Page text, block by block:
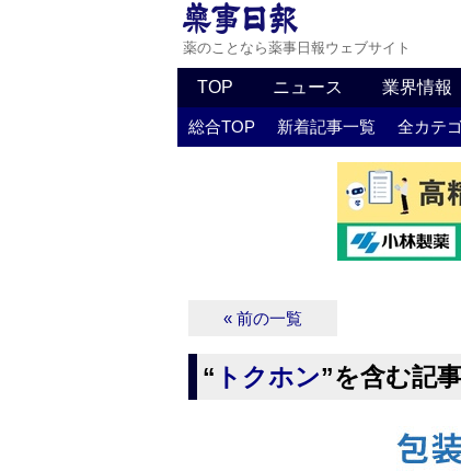
薬のことなら薬事日報ウェブサイト
TOP ニュース 業界情報
総合TOP 新着記事一覧 全カテ
« 前の一覧
“ トクホン”を含む記